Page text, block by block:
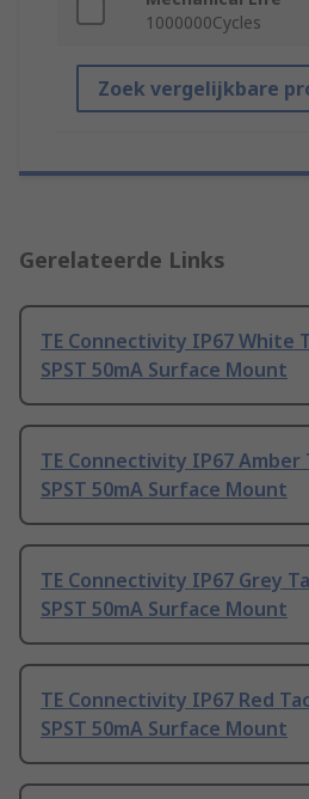
1000000Cycles
Zoek vergelijkbare
Gerelateerde Links
TE Connectivity IP67 White
SPST 50mA Surface Mount
TE Connectivity IP67
SPST 50mA Surface Mount
TE Connectivity IP67 Grey
SPST 50mA Surface Mount
TE Connectivity IP67 Red
SPST 50mA Surface Mount